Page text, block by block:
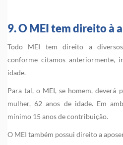
9. O MEI tem direito à
Todo MEI tem direito a diversos
conforme citamos anteriormente,
idade.
Para tal, o MEI, se homem, deverá
mulher, 62 anos de idade. Em
mínimo 15 anos de contribuição.
O MEI também possui direito a